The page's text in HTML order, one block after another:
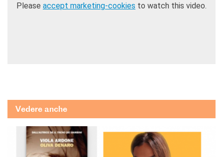
Please accept marketing-cookies to watch this video.
Vedere anche